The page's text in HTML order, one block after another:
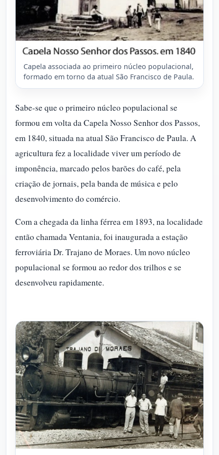
Capela associada ao primeiro núcleo populacional,
formado em torno da atual São Francisco de Paula.
Sabe-se que o primeiro núcleo populacional se
formou em volta da Capela Nosso Senhor dos Passos,
em 1840, situada na atual São Francisco de Paula. A
agricultura fez a localidade viver um período de
imponência, marcado pelos barões do café, pela
criação de jornais, pela banda de música e pelo
desenvolvimento do comércio.
Com a chegada da linha férrea em 1893, na localidade
então chamada Ventania, foi inaugurada a estação
ferroviária Dr. Trajano de Moraes. Um novo núcleo
populacional se formou ao redor dos trilhos e se
desenvolveu rapidamente.